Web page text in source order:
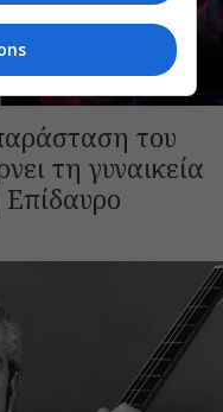
του
τη γυναικεία